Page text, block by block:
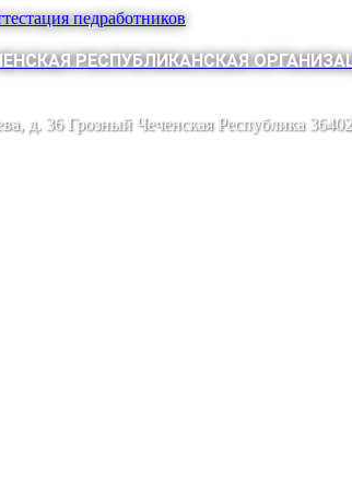
педработников
РЕСПУБЛИКАНСКАЯ
д. 36 Грозный Чеченская Республика